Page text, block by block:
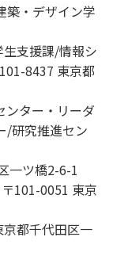
築・デザイン学
支援課/情報シ
8437 東京都
ンター・リーダ
/研究推進セン
一ツ橋2-6-1
101-0051 東京
京都千代田区一